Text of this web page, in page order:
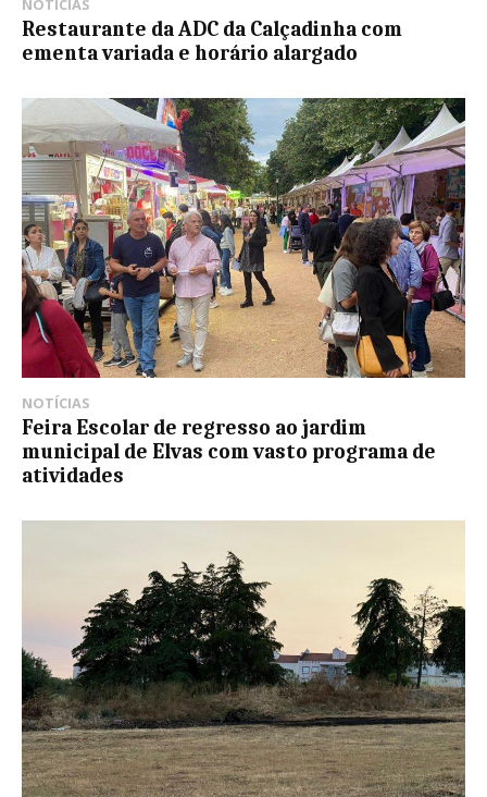
NOTÍCIAS
Restaurante da ADC da Calçadinha com
ementa variada e horário alargado
NOTÍCIAS
Feira Escolar de regresso ao jardim
municipal de Elvas com vasto programa de
atividades